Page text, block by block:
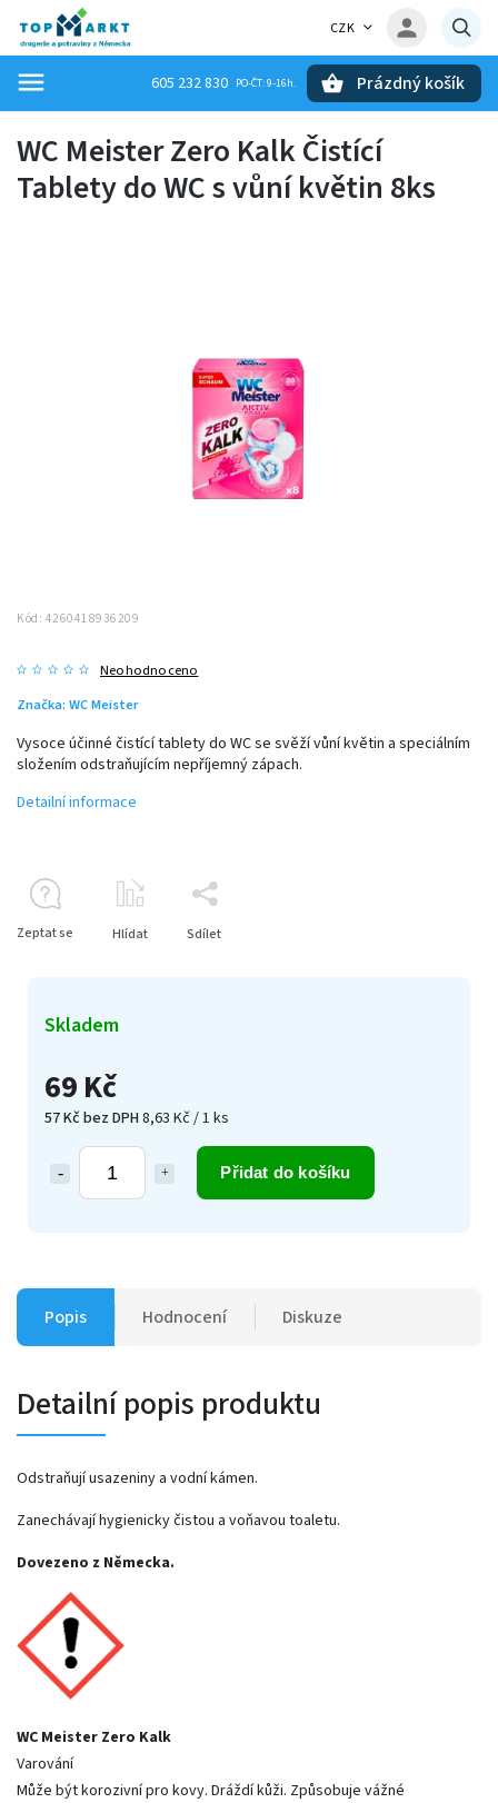
CZK
605 232 830 Prázdný košík
WC Meister Zero Kalk Čistící
Tablety do WC s vůní květin 8ks
Kód: 4260418936209
Neohodnoceno
Značka: WC Meister
69 Kč
57 Kč bez DPH8,63 Kč / 1 ks
Přidat do košíku
Skladem
Vysoce účinné čistící tablety do WC se svěží vůní květin a speciálním
složením odstraňujícím nepříjemný zápach.
Detailní informace
Zeptat se Hlídat Sdílet
Popis Hodnocení Diskuze
Detailní popis produktu
Odstraňují usazeniny a vodní kámen.
Zanechávají hygienicky čistou a voňavou toaletu.
Dovezeno z Německa.
WC Meister Zero Kalk
Varování
Může být korozivní pro kovy. Dráždí kůži. Způsobuje vážné